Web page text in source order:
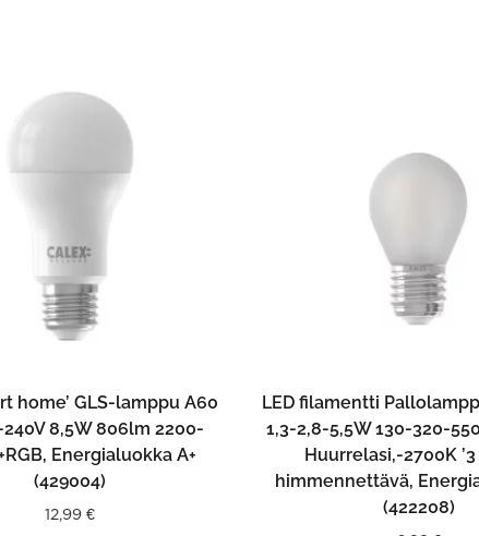
OSTOSKORIIN
home’ GLS-lamppu A60
240V 8,5W 806lm 2200-
Energialuokka A+
(429004)
12,99€
LISÄÄ
LED filamentti
1,3-2,8-5,5W 130-320-
Huurrelasi,-2700K ’3
himmennettävä,
(422208)